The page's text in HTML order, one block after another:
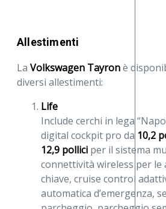
Allestimenti
La Volkswagen Tayronè
diversi allestimenti:
Life
Include cerchi in lega
digital cockpit pro da 10,2
12,9 pollici per il sistema
connettività wireless per le
chiave, cruise control
automatica d’emergenza,